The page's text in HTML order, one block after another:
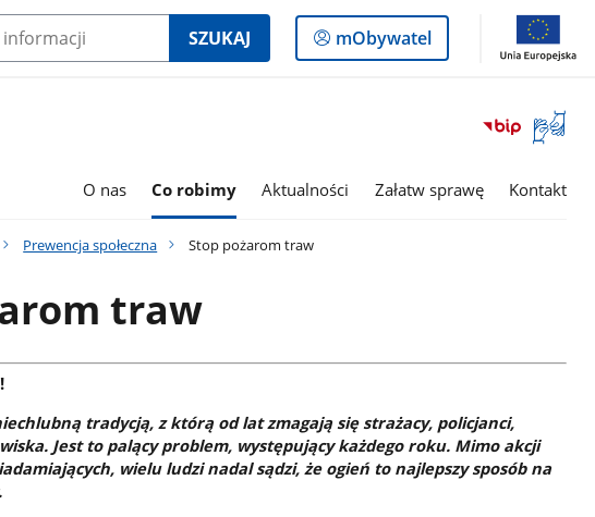
SZUKAJ
Logowanie
do
mObywatel
Otwórz
okno
O nas Co robimy Aktualności Załatw sprawę Kontakt
Prewencja społeczna Stop pożarom traw
traw
tradycją, z którą od lat zmagają się strażacy, policjanci,
Jest to palący problem, występujący każdego roku. Mimo akcji
wielu ludzi nadal sądzi, że ogień to najlepszy sposób na